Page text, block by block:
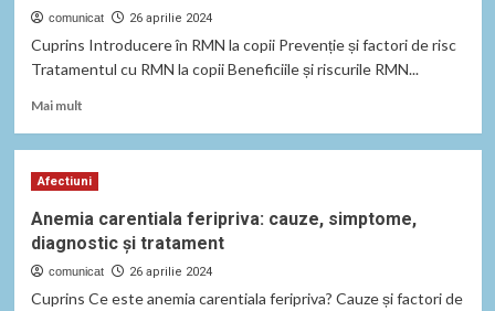
și
Tratament
comunicat 26 aprilie 2024
Cuprins Introducere în RMN la copii Prevenție și factori de risc
Tratamentul cu RMN la copii Beneficiile și riscurile RMN...
Mai multRead
RMN
diagnosticarea
afecțiunilor
la
copii
Afectiuni
Anemia carentiala feripriva: cauze, simptome,
diagnostic și tratament
comunicat 26 aprilie 2024
Cuprins Ce este anemia carentiala feripriva? Cauze și factori de